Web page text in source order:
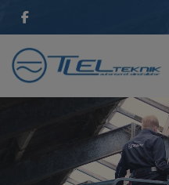
hovedindhold